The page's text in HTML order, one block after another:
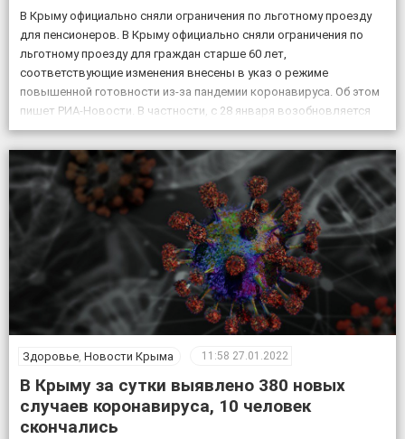
В Крыму официально сняли ограничения по льготному проезду
для пенсионеров. В Крыму официально сняли ограничения по
льготному проезду для граждан старше 60 лет,
соответствующие изменения внесены в указ о режиме
повышенной готовности из-за пандемии коронавируса. Об этом
пишет РИА-Новости. В частности, с 28 января возобновляется
предоставление льготного проезда в пределах Республики
Крым в автобусах, троллейбусах, […]
Здоровье Новости Крыма 11:58 27.01.2022
В Крыму за сутки выявлено 380 новых
случаев коронавируса, 10 человек
скончались